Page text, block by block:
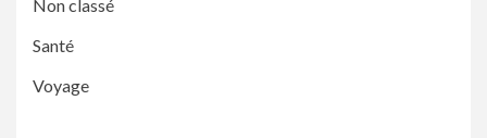
Non classé
Santé
Voyage